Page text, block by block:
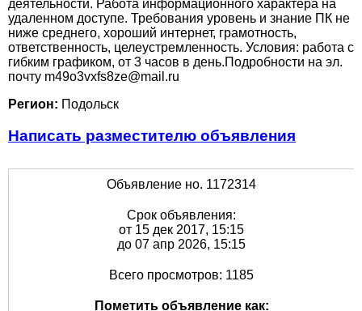
деятельности. Работа информационного характера на
удаленном доступе. Требования уровень и знание ПК не
ниже среднего, хороший интернет, грамотность,
ответственность, целеустремленность. Условия: работа с
гибким графиком, от 3 часов в день.Подробности на эл.
почту m49o3vxfs8ze@mail.ru
Регион: Подольск
Написать разместителю объявления
Объявление но. 1172314
Срок объявления:
от 15 дек 2017, 15:15
до 07 апр 2026, 15:15
Всего просмотров: 1185
Пометить объявление как: